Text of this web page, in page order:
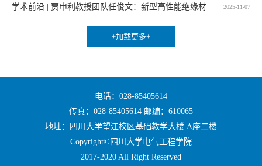
2025-11-07
+加载更多+
电话：028-85405614
传真：028-85405614 邮编：610065
地址：四川大学望江校区基础教学大楼 A座二楼
Copyright©四川大学电气工程学院
2017-2020 All Right Reserved